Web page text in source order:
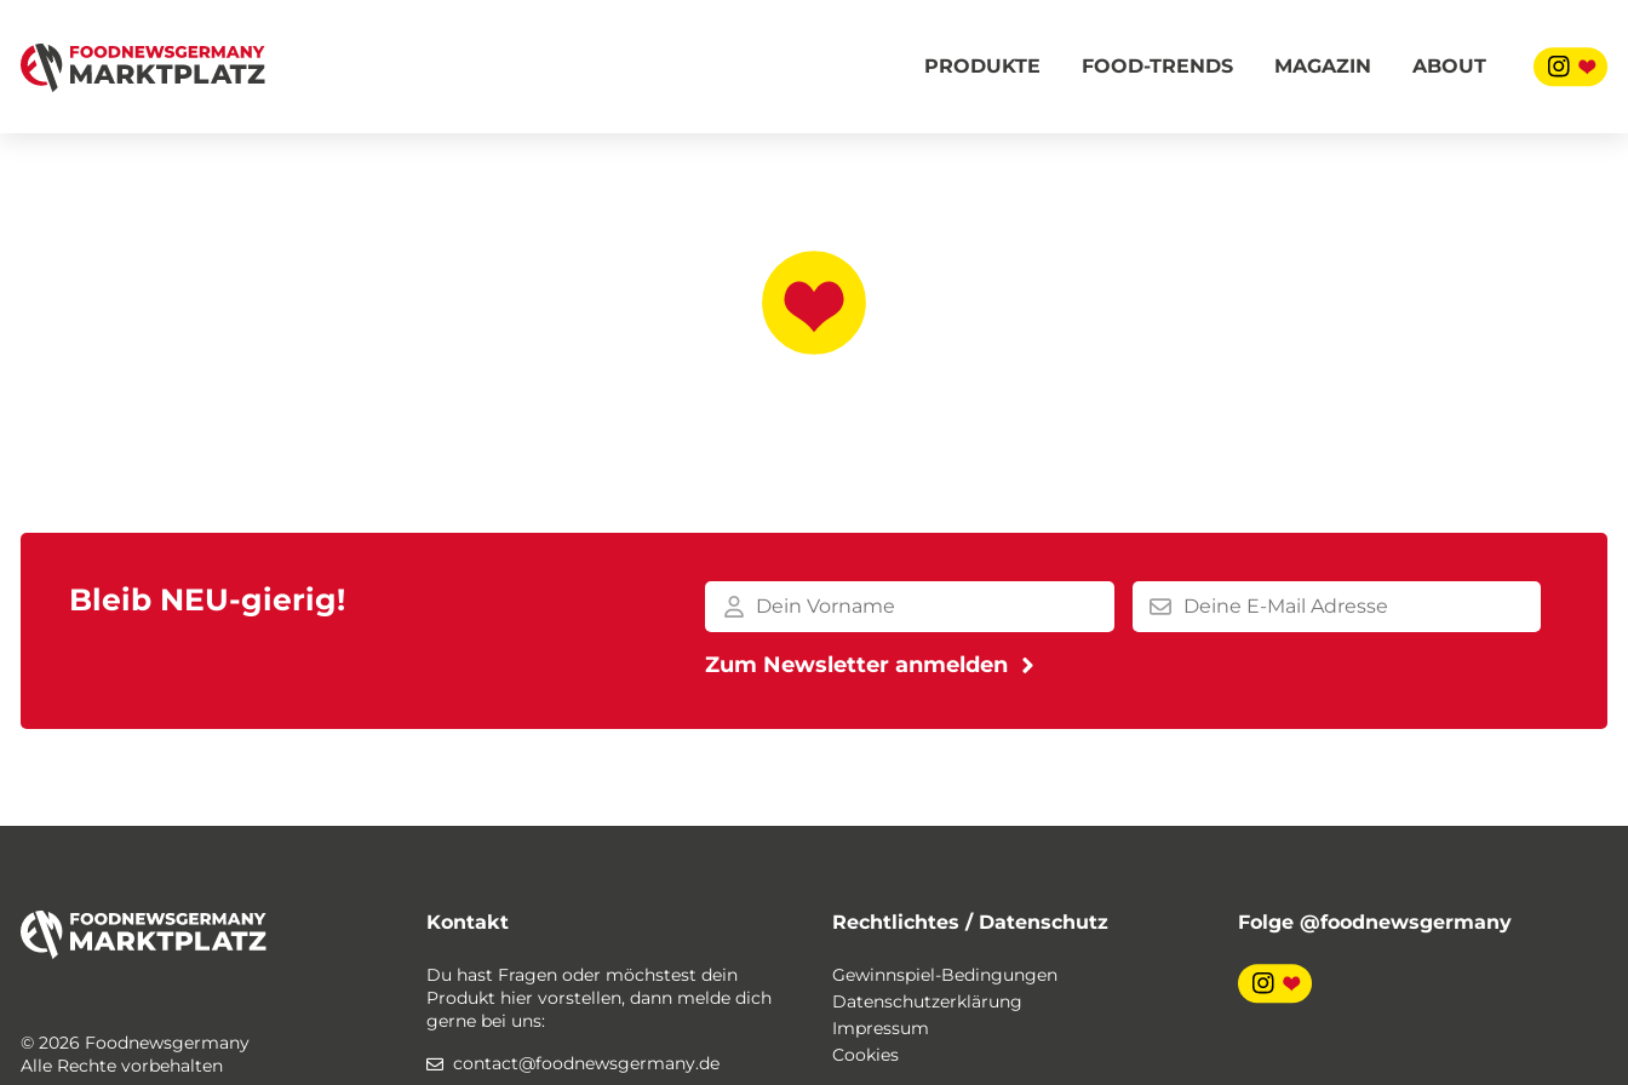
PRODUKTE FOOD-TRENDS MAGAZIN ABOUT
Bleib NEU-gierig!
© 2026 Foodnewsgermany
Alle Rechte vorbehalten
Kontakt
Du hast Fragen oder möchstest dein
Produkt hier vorstellen, dann melde dich
gerne bei uns:
contact@foodnewsgermany.de
Rechtlichtes / Datenschutz
Gewinnspiel-Bedingungen
Datenschutzerklärung
Impressum
Cookies
Folge @foodnewsgermany